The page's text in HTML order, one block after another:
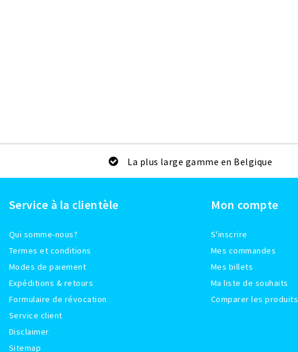
La plus large gamme en Belgique
Service à la clientèle
Qui somme-nous?
Termes et conditions
Modes de paiement
Expéditions & retours
Formulaire de révocation
Service client
Disclaimer
Sitemap
Mon compte
S'inscrire
Mes commandes
Mes billets
Ma liste de souhaits
Comparer les produits